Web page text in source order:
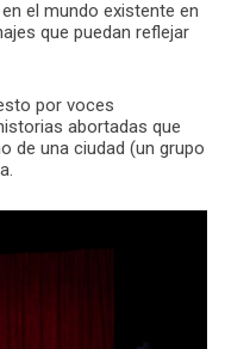
el mundo existente en
que puedan reflejar
por voces
abortadas que
de una ciudad (un grupo